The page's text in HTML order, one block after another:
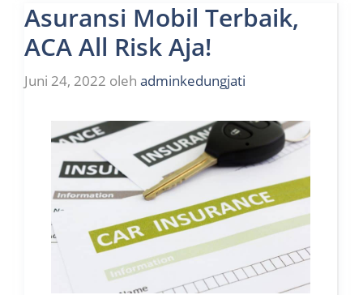
Asuransi Mobil Terbaik,
ACA All Risk Aja!
Juni 24, 2022 oleh adminkedungjati